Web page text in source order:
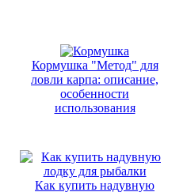
Кормушка "Метод" для
ловли карпа: описание,
особенности
использования
Как купить надувную